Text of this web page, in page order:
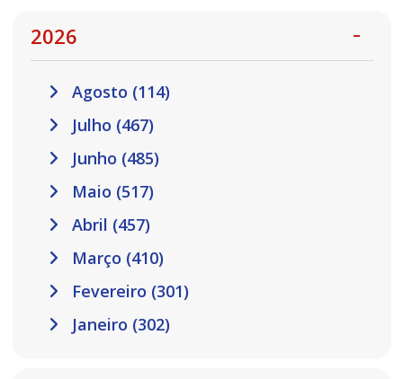
2026
Agosto (114)
Julho (467)
Junho (485)
Maio (517)
Abril (457)
Março (410)
Fevereiro (301)
Janeiro (302)